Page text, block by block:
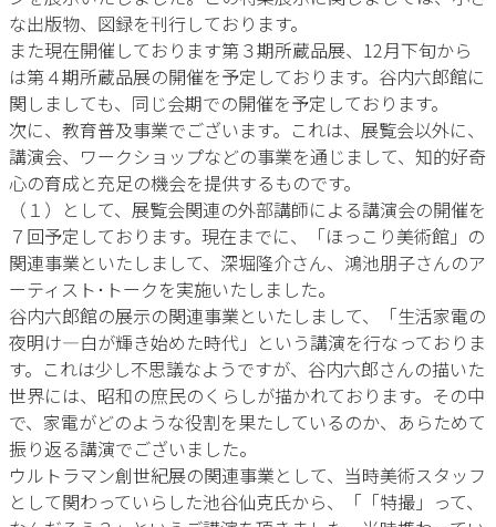
な出版物、図録を刊行しております。
また現在開催しております第３期所蔵品展、12月下旬から
は第４期所蔵品展の開催を予定しております。谷内六郎館に
関しましても、同じ会期での開催を予定しております。
次に、教育普及事業でございます。これは、展覧会以外に、
講演会、ワークショップなどの事業を通じまして、知的好奇
心の育成と充足の機会を提供するものです。
（１）として、展覧会関連の外部講師による講演会の開催を
７回予定しております。現在までに、「ほっこり美術館」の
関連事業といたしまして、深堀隆介さん、鴻池朋子さんのア
ーティスト･トークを実施いたしました。
谷内六郎館の展示の関連事業といたしまして、「生活家電の
夜明け―白が輝き始めた時代」という講演を行なっておりま
す。これは少し不思議なようですが、谷内六郎さんの描いた
世界には、昭和の庶民のくらしが描かれております。その中
で、家電がどのような役割を果たしているのか、あらためて
振り返る講演でございました。
ウルトラマン創世紀展の関連事業として、当時美術スタッフ
として関わっていらした池谷仙克氏から、「「特撮」って、